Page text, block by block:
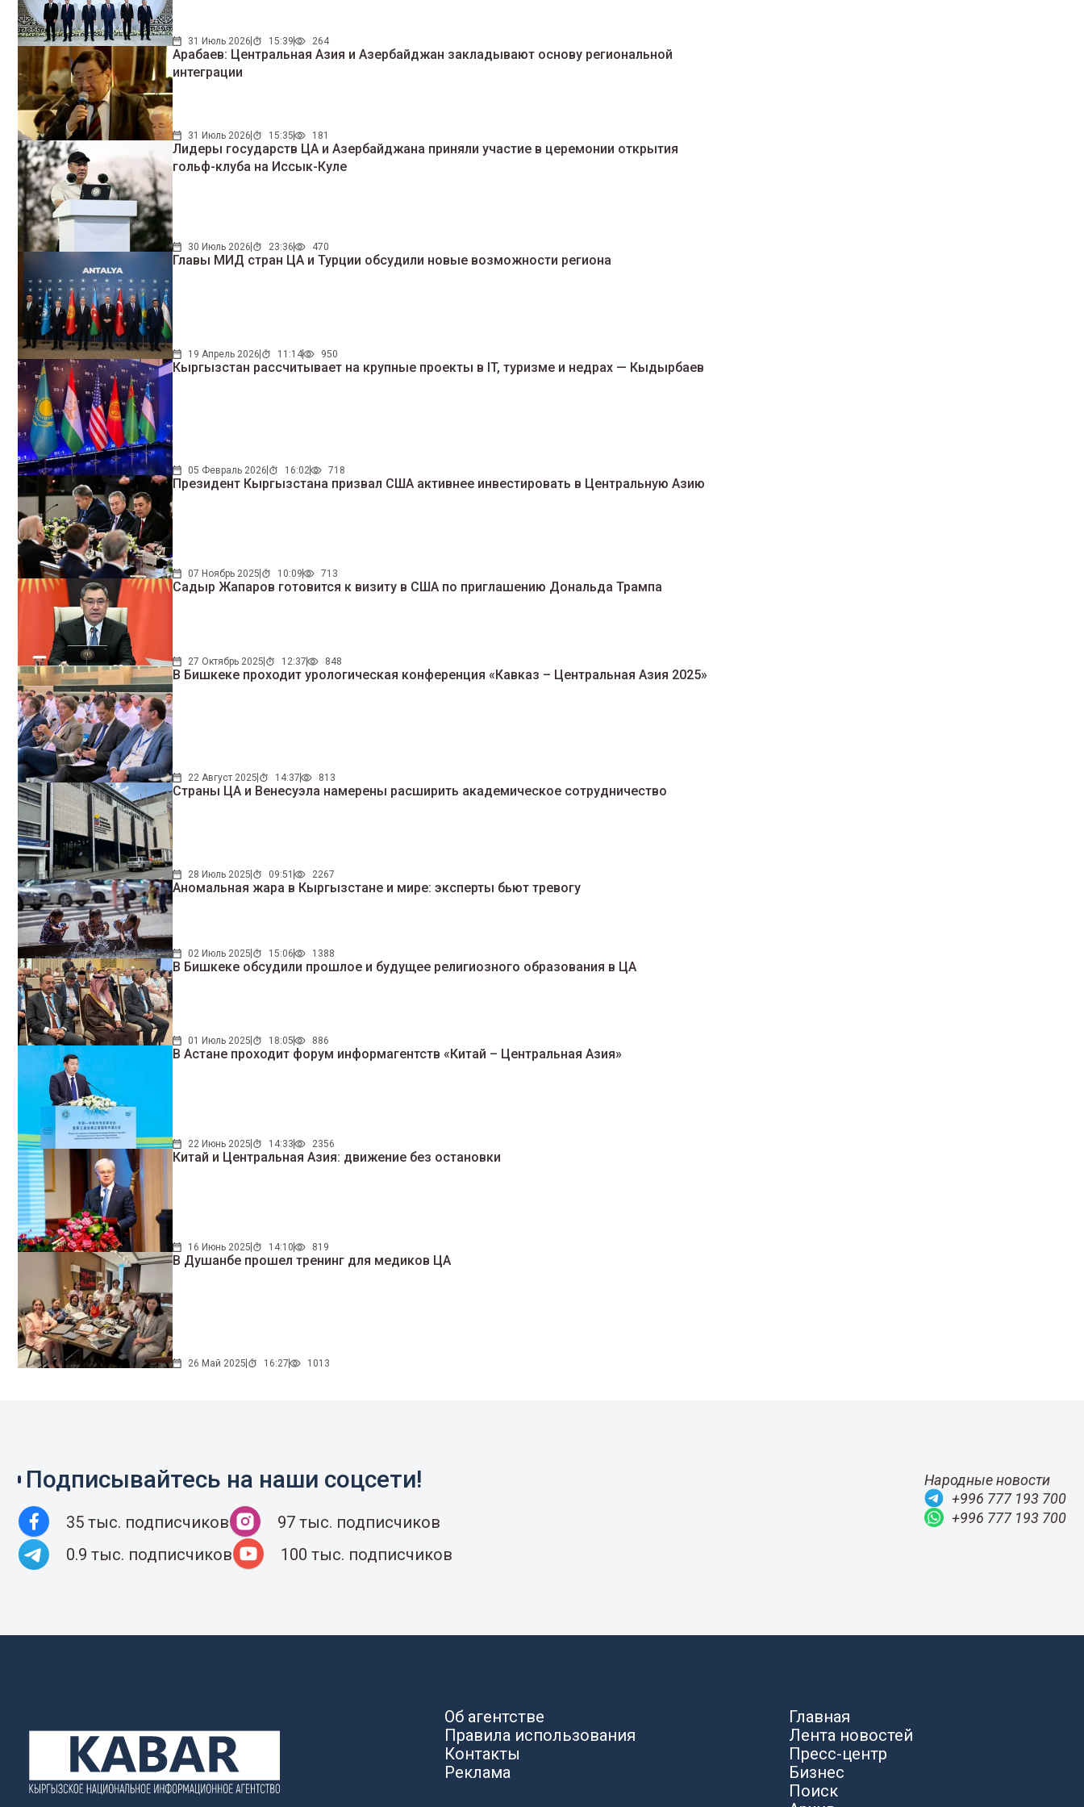
31 Июль 2026 15:39 264
Арабаев: Центральная Азия и Азербайджан закладывают основу региональной
интеграции
31 Июль 2026 15:35 181
Лидеры государств ЦА и Азербайджана приняли участие в церемонии открытия
гольф-клуба на Иссык-Куле
30 Июль 2026 23:36 470
Главы МИД стран ЦА и Турции обсудили новые возможности региона
19 Апрель 2026 11:14 950
Кыргызстан рассчитывает на крупные проекты в IT, туризме и недрах — Кыдырбаев
05 Февраль 2026 16:02 718
Президент Кыргызстана призвал США активнее инвестировать в Центральную Азию
07 Ноябрь 2025 10:09 713
Садыр Жапаров готовится к визиту в США по приглашению Дональда Трампа
27 Октябрь 2025 12:37 848
В Бишкеке проходит урологическая конференция «Кавказ – Центральная Азия 2025»
22 Август 2025 14:37 813
Страны ЦА и Венесуэла намерены расширить академическое сотрудничество
28 Июль 2025 09:51 2267
Аномальная жара в Кыргызстане и мире: эксперты бьют тревогу
02 Июль 2025 15:06 1388
В Бишкеке обсудили прошлое и будущее религиозного образования в ЦА
01 Июль 2025 18:05 886
В Астане проходит форум информагентств «Китай – Центральная Азия»
22 Июнь 2025 14:33 2356
Китай и Центральная Азия: движение без остановки
16 Июнь 2025 14:10 819
В Душанбе прошел тренинг для медиков ЦА
26 Май 2025 16:27 1013
Подписывайтесь на наши соцсети!
35 тыс. подписчиков
97 тыс. подписчиков
0.9 тыс. подписчиков
100 тыс. подписчиков
Народные новости
+996 777 193 700
+996 777 193 700
Об агентстве
Правила использования
Контакты
Реклама
Главная
Лента новостей
Пресс-центр
Бизнес
Поиск